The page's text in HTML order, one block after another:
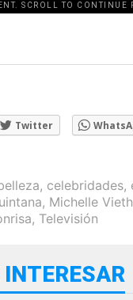
SCROLL TO CONTINUE
Twitter
, celebridades,
, Michelle Vieth
, Televisión